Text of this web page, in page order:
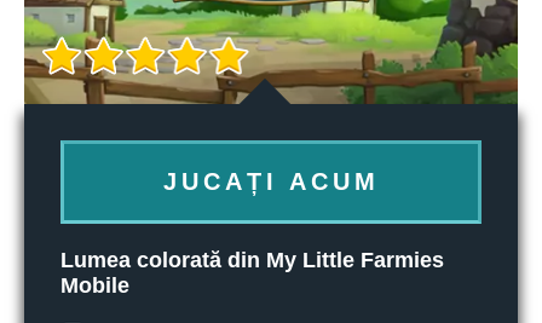
JUCAȚI ACUM
Lumea colorată din My Little Farmies
Mobile